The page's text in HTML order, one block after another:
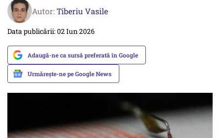
Autor:Tiberiu Vasile
Data publicării: 02 Iun 2026
Adaugă-ne ca sursă preferată în Google
Urmărește-ne pe Google News